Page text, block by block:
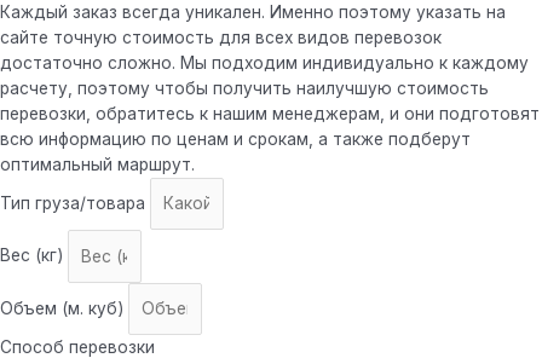
Каждый заказ всегда уникален. Именно поэтому указать на
сайте точную стоимость для всех видов перевозок
достаточно сложно. Мы подходим индивидуально к каждому
расчету, поэтому чтобы получить наилучшую стоимость
перевозки, обратитесь к нашим менеджерам, и они подготовят
всю информацию по ценам и срокам, а также подберут
оптимальный маршрут.
Тип груза/товара
Вес (кг)
Объем (м. куб)
Способ перевозки